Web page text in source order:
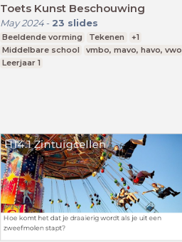
Toets Kunst Beschouwing
May 2024- 23 slides
Beeldende vorming Tekenen
+1
Middelbare school
vmbo, mavo, havo, vwo
Leerjaar 1